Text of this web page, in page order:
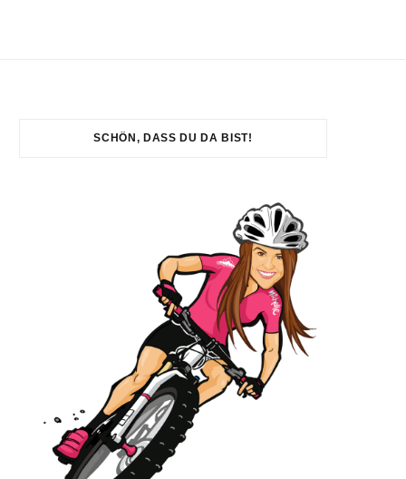
SCHÖN, DASS DU DA BIST!